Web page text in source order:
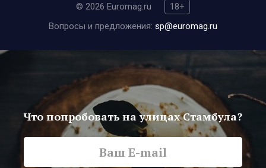
© 2026 Euromag.ru
18+
Вопросы и предложения: sp@euromag.ru
Что попробовать на улицах Стамбула?